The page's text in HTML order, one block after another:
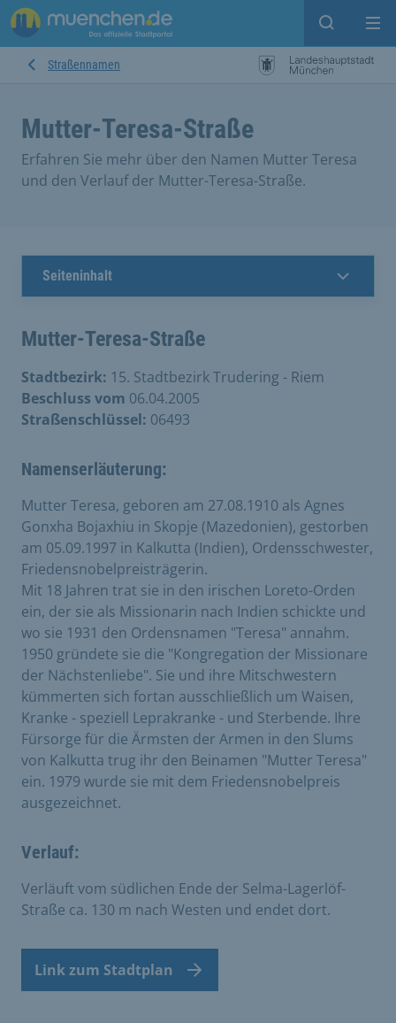
Suche
Straßennamen
Mutter-Teresa-Straße
Erfahren Sie mehr über den Namen Mutter Teresa
und den Verlauf der Mutter-Teresa-Straße.
Seiteninhalt
Mutter-Teresa-Straße
Stadtbezirk: 15. Stadtbezirk Trudering - Riem
Beschluss vom 06.04.2005
Straßenschlüssel: 06493
Namenserläuterung:
Mutter Teresa, geboren am 27.08.1910 als Agnes
Gonxha Bojaxhiu in Skopje (Mazedonien), gestorben
am 05.09.1997 in Kalkutta (Indien), Ordensschwester,
Friedensnobelpreisträgerin.
Mit 18 Jahren trat sie in den irischen Loreto-Orden
ein, der sie als Missionarin nach Indien schickte und
wo sie 1931 den Ordensnamen "Teresa" annahm.
1950 gründete sie die "Kongregation der Missionare
der Nächstenliebe". Sie und ihre Mitschwestern
kümmerten sich fortan ausschließlich um Waisen,
Kranke - speziell Leprakranke - und Sterbende. Ihre
Fürsorge für die Ärmsten der Armen in den Slums
von Kalkutta trug ihr den Beinamen "Mutter Teresa"
ein. 1979 wurde sie mit dem Friedensnobelpreis
ausgezeichnet.
Verlauf:
Verläuft vom südlichen Ende der Selma-Lagerlöf-
Straße ca. 130 m nach Westen und endet dort.
Link zum Stadtplan